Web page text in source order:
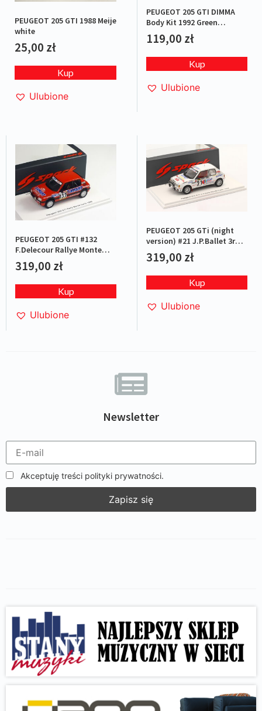
Newsletter
Akceptuję treści polityki prywatności.
PEUGEOT 205 GTI 1988 Meije
white
25,00 zł
Kup
Ulubione
PEUGEOT 205 GTI DIMMA
Body Kit 1992 Green
metallic
119,00 zł
Kup
Ulubione
PEUGEOT 205 GTI #132
F.Delecour Rallye Monte
Carlo 1986
319,00 zł
Kup
Ulubione
PEUGEOT 205 GTi (night
version) #21 J.P.Ballet 3rd
Rallye Monte Carlo 1988
319,00 zł
Kup
Ulubione